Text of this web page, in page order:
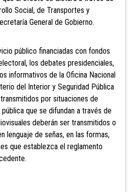
Social, de Transportes y
General de Gobierno.
público financiadas con fondos
los debates presidenciales,
informativos de la Oficina Nacional
del Interior y Seguridad Pública
por situaciones de
que se difundan a través de
deberán ser transmitidos o
lenguaje de señas, en las formas,
que establezca el reglamento